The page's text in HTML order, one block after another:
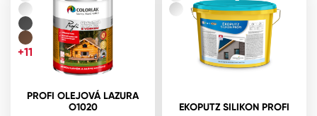
PROFI OLEJOVÁ LAZURA
O1020
+11
EKOPUTZ SILIKON PROFI